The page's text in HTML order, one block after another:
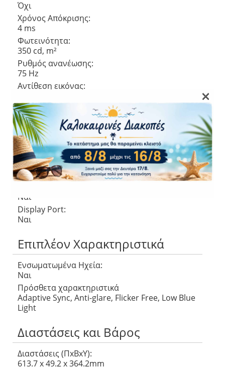
Όχι
Χρόνος Απόκρισης:
4 ms
Φωτεινότητα:
350 cd, m²
Ρυθμός ανανέωσης:
75 Hz
Αντίθεση εικόνας:
Aspect ratio:
16:9
Γωνία θέασης:
78°
Θύρες
Ναι
Display Port:
Ναι
Επιπλέον Χαρακτηριστικά
Ενσωματωμένα Ηχεία:
Ναι
Πρόσθετα χαρακτηριστικά
Adaptive Sync, Anti-glare, Flicker Free, Low Blue
Light
Διαστάσεις και Βάρος
Διαστάσεις (ΠxΒxΥ):
613.7 x 49.2 x 364.2mm
×